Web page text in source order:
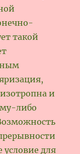
такой
и
либо
для